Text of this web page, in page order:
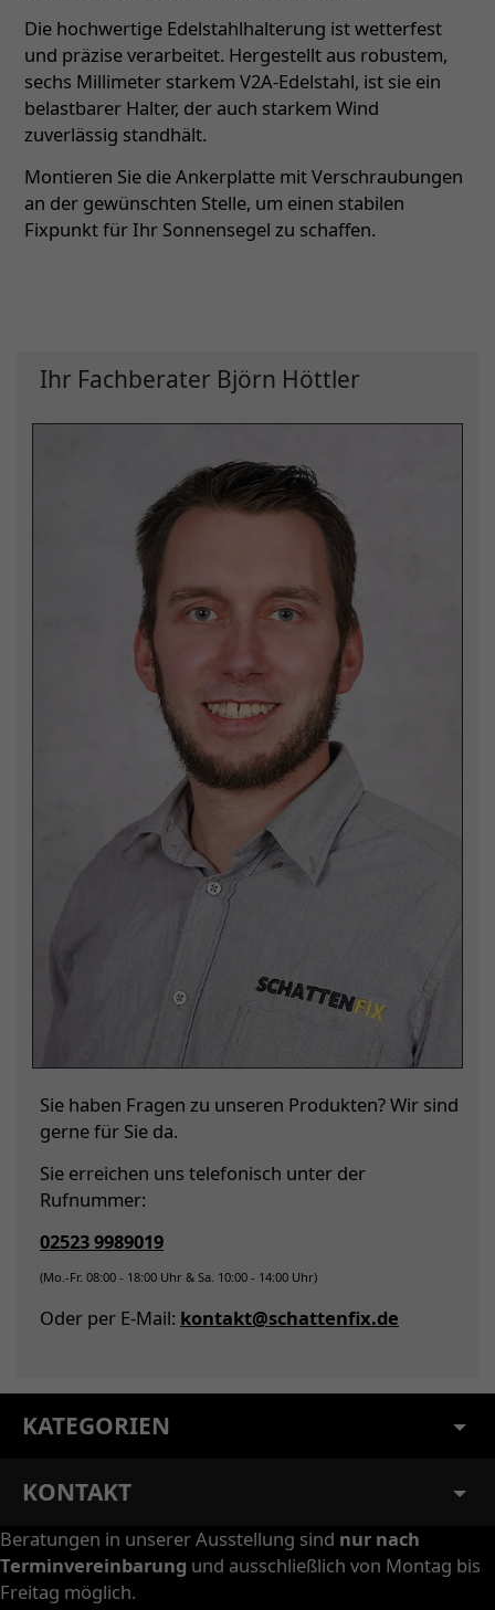
Die hochwertige Edelstahlhalterung ist wetterfest
und präzise verarbeitet. Hergestellt aus robustem,
sechs Millimeter starkem V2A-Edelstahl, ist sie ein
belastbarer Halter, der auch starkem Wind
zuverlässig standhält.
Montieren Sie die Ankerplatte mit Verschraubungen
an der gewünschten Stelle, um einen stabilen
Fixpunkt für Ihr Sonnensegel zu schaffen.
Ihr Fachberater Björn Höttler
Sie haben Fragen zu unseren Produkten? Wir sind
gerne für Sie da.
Sie erreichen uns telefonisch unter der
Rufnummer:
02523 9989019
(Mo.-Fr. 08:00 - 18:00 Uhr & Sa. 10:00 - 14:00 Uhr)
Oder per E-Mail: kontakt@schattenfix.de
KATEGORIEN
KONTAKT
Beratungen in unserer Ausstellung sind nur nach
Terminvereinbarung und ausschließlich von Montag bis
Freitag möglich.